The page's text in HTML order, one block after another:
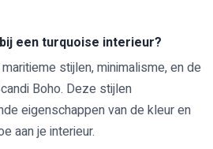
een turquoise interieur?
stijlen, minimalisme, en de
Boho. Deze stijlen
eigenschappen van de kleur en
aan je interieur.